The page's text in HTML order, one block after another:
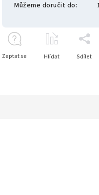
Můžeme doručit do:
Zeptat se Hlídat Sdílet